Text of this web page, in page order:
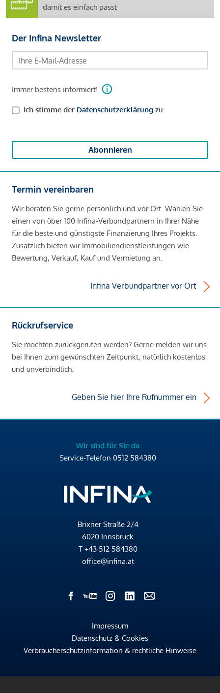
damit es einfach passt
Der Infina Newsletter
Immer bestens informiert!
Ich stimme der Datenschutzerklärung zu.
Abonnieren
Termin vereinbaren
Wir beraten Sie gerne persönlich und vor Ort. Wählen Sie
einen von über 100 Infina-Verbundpartnern in Ihrer Nähe
für die beste und günstigste Finanzierung Ihres Projekts.
Zusätzlich bieten wir Immobiliendienstleistungen wie
Bewertung, Verkauf, Kauf und Vermietung an.
Infina Verbundpartner vor Ort
Rückrufservice
Sie möchten zurückgerufen werden? Gerne melden wir uns
bei Ihnen zum gewünschten Zeitpunkt, natürlich kostenlos
und unverbindlich.
Geben Sie hier Ihre Rufnummer ein
Wir sind für Sie da
Service-Telefon 0512 584380
Brixner Straße 2/4
6020 Innsbruck
T +43 512 584380
office@infina.at
Impressum
Datenschutz & Cookies
Verbraucherschutzinformation & rechtliche Hinweise